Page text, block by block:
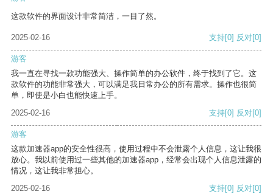
这款软件的界面设计非常简洁，一目了然。
2025-02-16 支持[0] 反对[0]
游客
我一直在寻找一款功能强大、操作简单的办公软件，终于找到了它。这
款软件的功能非常强大，可以满足我日常办公的所有需求。操作也很简
单，即使是小白也能快速上手。
2025-02-16
支持[0] 反对[0]
游客
这款加速器app的安全性很高，使用过程中不会泄露个人信息，这让我很
放心。我以前使用过一些其他的加速器app，经常会出现个人信息泄露的
情况，这让我非常担心。
2025-02-16
支持[0] 反对[0]